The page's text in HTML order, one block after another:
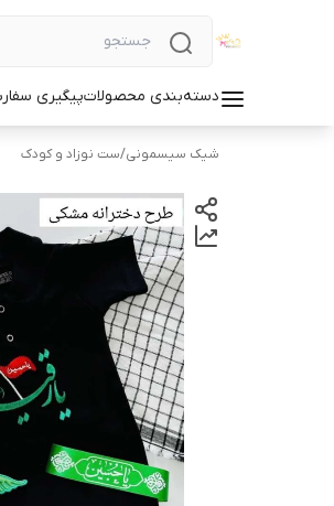
دسته‌بندی محصولاتپیگیری
شیک سیسمونی/ست نوزاد و کودک